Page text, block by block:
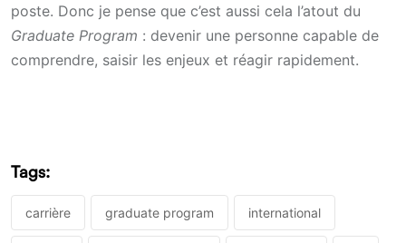
poste. Donc je pense que c’est aussi cela l’atout du
Graduate Program : devenir une personne capable de
comprendre, saisir les enjeux et réagir rapidement.
Tags:
carrière graduate program international